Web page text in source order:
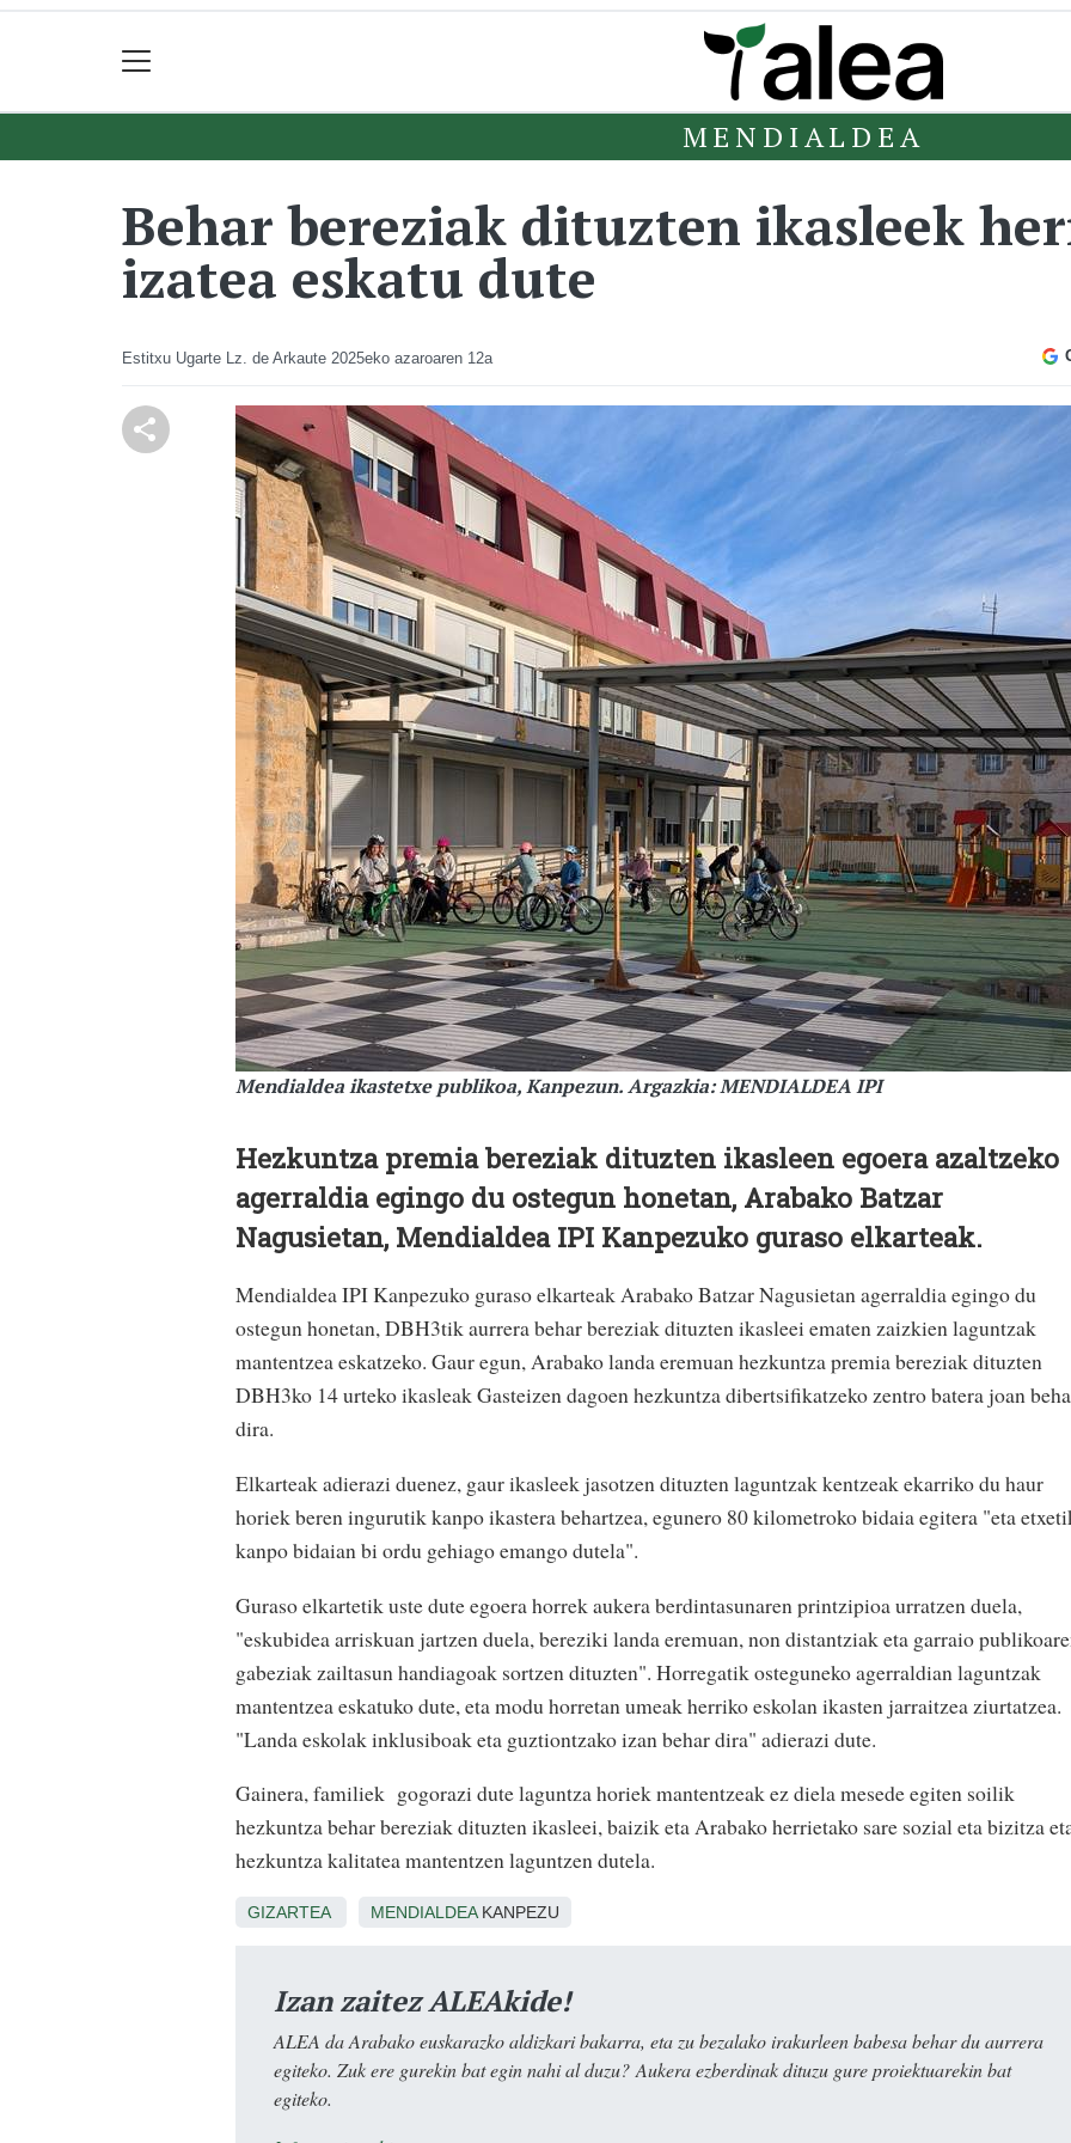
MENDIALDEA
Behar bereziak dituzten ikasleek
izatea eskatu dute
Estitxu Ugarte Lz. de Arkaute 2025eko azaroaren 12a
Mendialdea ikastetxe publikoa, Kanpezun. Argazkia: MENDIALDEA IPI
Hezkuntza premia bereziak dituzten ikasleen egoera azaltzeko
agerraldia egingo du ostegun honetan, Arabako Batzar
Nagusietan, Mendialdea IPI Kanpezuko guraso elkarteak.
Mendialdea IPI Kanpezuko guraso elkarteak Arabako Batzar Nagusietan agerraldia egingo du
ostegun honetan, DBH3tik aurrera behar bereziak dituzten ikasleei ematen zaizkien laguntzak
mantentzea eskatzeko. Gaur egun, Arabako landa eremuan hezkuntza premia bereziak dituzten
DBH3ko 14 urteko ikasleak Gasteizen dagoen hezkuntza dibertsifikatzeko zentro batera joan
dira.
Elkarteak adierazi duenez, gaur ikasleek jasotzen dituzten laguntzak kentzeak ekarriko du haur
horiek beren ingurutik kanpo ikastera behartzea, egunero 80 kilometroko bidaia egitera "eta
kanpo bidaian bi ordu gehiago emango dutela".
Guraso elkartetik uste dute egoera horrek aukera berdintasunaren printzipioa urratzen duela,
"eskubidea arriskuan jartzen duela, bereziki landa eremuan, non distantziak eta garraio
gabeziak zailtasun handiagoak sortzen dituzten". Horregatik osteguneko agerraldian laguntzak
mantentzea eskatuko dute, eta modu horretan umeak herriko eskolan ikasten jarraitzea ziurtatzea.
"Landa eskolak inklusiboak eta guztiontzako izan behar dira" adierazi dute.
Gainera, familiek gogorazi dute laguntza horiek mantentzeak ez diela mesede egiten soilik
hezkuntza behar bereziak dituzten ikasleei, baizik eta Arabako herrietako sare sozial eta bizitza
hezkuntza kalitatea mantentzen laguntzen dutela.
GIZARTEA MENDIALDEAKANPEZU
Izan zaitez ALEAkide!
ALEA da Arabako euskarazko aldizkari bakarra, eta zu bezalako irakurleen babesa behar du aurrera
egiteko. Zuk ere gurekin bat egin nahi al duzu? Aukera ezberdinak dituzu gure proiektuarekin bat
egiteko.